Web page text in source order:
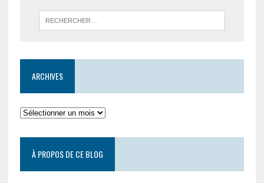
ARCHIVES
À PROPOS DE CE BLOG